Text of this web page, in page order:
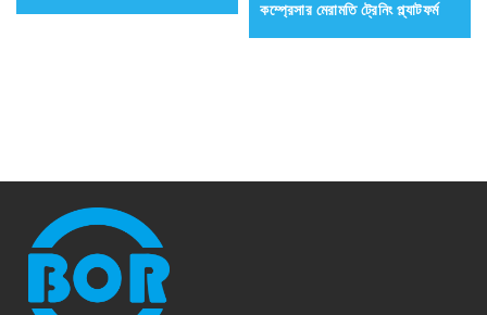
কম্প্রেসার মেরামতি ট্রেনিং প্ল্যাটফর্ম